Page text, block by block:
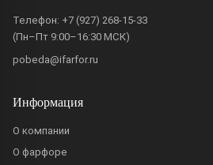
Телефон: +7 (927) 268-15-33
(Пн–Пт 9:00–16:30 МСК)
pobeda@ifarfor.ru
Информация
О компании
О фарфоре